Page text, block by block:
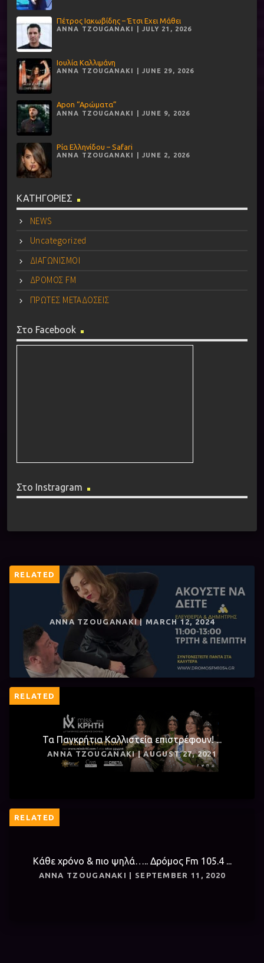
Πέτρος Ιακωβίδης – Έτσι Εχει Μάθει
ANNA TZOUGANAKI | JULY 21, 2026
Ιουλία Καλλιμάνη
ANNA TZOUGANAKI | JUNE 29, 2026
Apon “Αρώματα”
ANNA TZOUGANAKI | JUNE 9, 2026
Ρία Ελληνίδου – Safari
ANNA TZOUGANAKI | JUNE 2, 2026
ΚΑΤΗΓΟΡΙΕΣ
NEWS
Uncategorized
ΔΙΑΓΩΝΙΣΜΟΙ
ΔΡΟΜΟΣ FM
ΠΡΩΤΕΣ ΜΕΤΑΔΟΣΕΙΣ
Στο Facebook
Στο Instragram
RELATED
ANNA TZOUGANAKI | MARCH 12, 2024
RELATED
Τα Παγκρήτια Καλλιστεία επιστρέφουν! ...
ANNA TZOUGANAKI | AUGUST 27, 2021
RELATED
Κάθε χρόνο & πιο ψηλά….. Δρόμος Fm 105.4 ...
ANNA TZOUGANAKI | SEPTEMBER 11, 2020